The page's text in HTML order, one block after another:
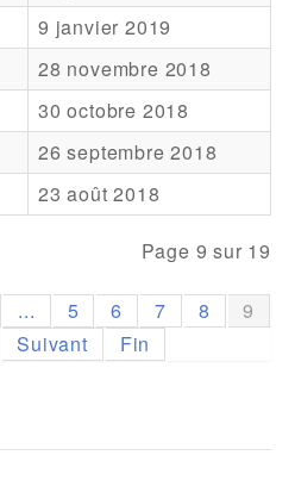
9 janvier 2019
28 novembre 2018
30 octobre 2018
26 septembre 2018
23 août 2018
Page 9 sur 19
... 5 6 7 8
9
Suivant Fin